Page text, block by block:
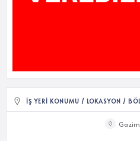
İŞ YERI KONUMU / LOKASYON /